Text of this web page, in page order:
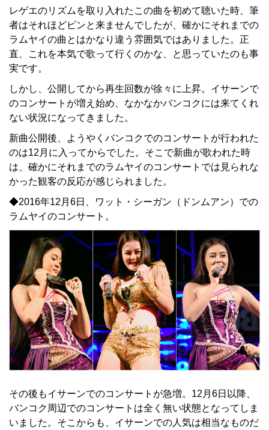
レゲエのリズムを取り入れたこの曲を初めて聴いた時、筆
者はそれほどピンと来ませんでしたが、確かにそれまでの
ラムヤイの曲とはかなり違う雰囲気ではありました。正
直、これを本気で歌って行くのかな、と思っていたのも事
実です。
しかし、公開してから再生回数が徐々に上昇。イサーンで
のコンサートが増え始め、なかなかバンコクには来てくれ
ない状況になってきました。
新曲公開後、ようやくバンコクでのコンサートが行われた
のは12月に入ってからでした。そこで新曲が歌われた時
は、確かにそれまでのラムヤイのコンサートでは見られな
かった観客の反応が感じられました。
◆2016年12月6日、ワット・シーガン（ドンムアン）での
ラムヤイのコンサート。
その後もイサーンでのコンサートが急増。12月6日以降、
バンコク周辺でのコンサートは全く無い状態となってしま
いました。そこからも、イサーンでの人気は相当なものだ